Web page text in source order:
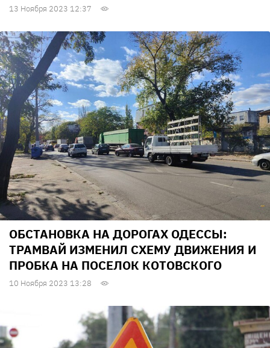
13 Ноября 2023 12:37
ОБСТАНОВКА НА ДОРОГАХ ОДЕССЫ:
ТРАМВАЙ ИЗМЕНИЛ СХЕМУ ДВИЖЕНИЯ И
ПРОБКА НА ПОСЕЛОК КОТОВСКОГО
10 Ноября 2023 13:28